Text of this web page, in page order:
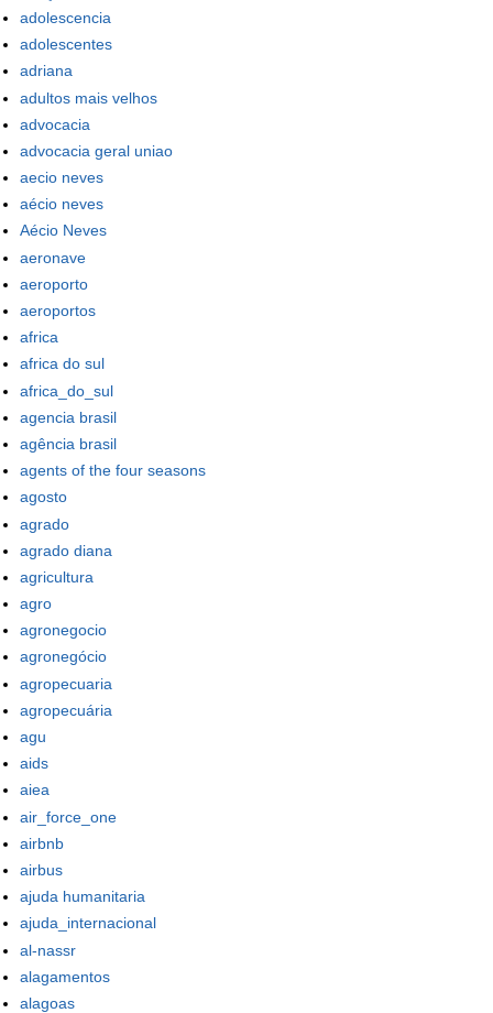
adolescencia
adolescentes
adriana
adultos mais velhos
advocacia
advocacia geral uniao
aecio neves
aécio neves
Aécio Neves
aeronave
aeroporto
aeroportos
africa
africa do sul
africa_do_sul
agencia brasil
agência brasil
agents of the four seasons
agosto
agrado
agrado diana
agricultura
agro
agronegocio
agronegócio
agropecuaria
agropecuária
agu
aids
aiea
air_force_one
airbnb
airbus
ajuda humanitaria
ajuda_internacional
al-nassr
alagamentos
alagoas